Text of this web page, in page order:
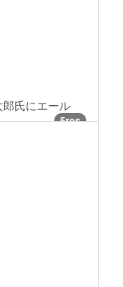
氏にエール
5res